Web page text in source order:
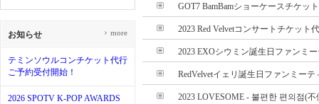
お知らせ
テミンソウルコンチケット代行
ご予約受付開始！
2026 SPOTV K-POP AWARDS
› more
GOT7 BamBamショーケースチケッ
2023 Red Velvetコンサートチケット
2023 EXOシウミン誕生日ファンミ
RedVelvetイェリ誕生日ファンミーテ
2023 LOVESOME - 불편한 편의점(